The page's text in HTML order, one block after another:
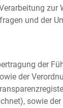
zur
und der
der
der
sowie der